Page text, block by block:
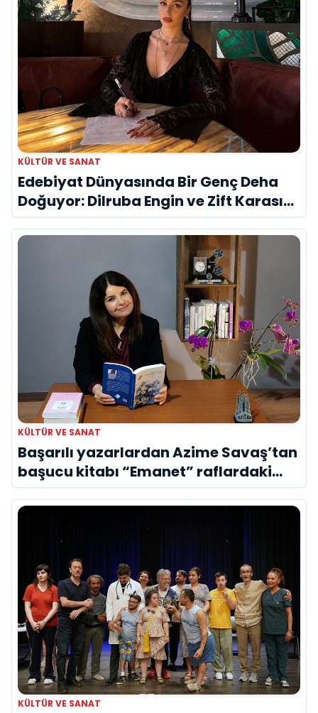
KÜLTÜR VE SANAT
Edebiyat Dünyasında Bir Genç Deha
Doğuyor: Dilruba Engin ve Zift Karası
Evreni ‘AVENOİR’
KÜLTÜR VE SANAT
Başarılı yazarlardan Azime Savaş’tan
başucu kitabı “Emanet” raflardaki
yerini aldı
KÜLTÜR VE SANAT